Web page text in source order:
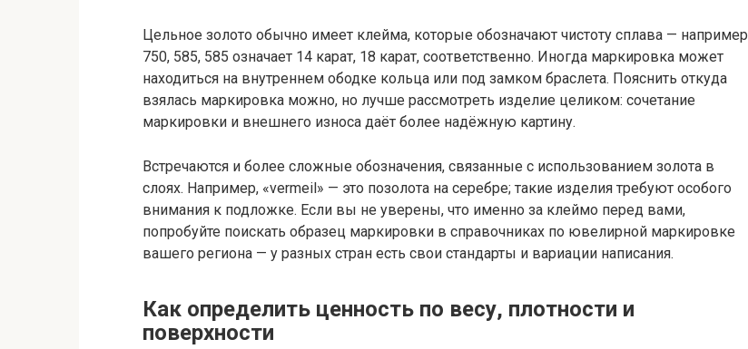
Цельное золото обычно имеет клейма, которые обозначают чистоту сплава — например
750, 585, 585 означает 14 карат, 18 карат, соответственно. Иногда маркировка может
находиться на внутреннем ободке кольца или под замком браслета. Пояснить откуда
взялась маркировка можно, но лучше рассмотреть изделие целиком: сочетание
маркировки и внешнего износа даёт более надёжную картину.
Встречаются и более сложные обозначения, связанные с использованием золота в
слоях. Например, «vermeil» — это позолота на серебре; такие изделия требуют особого
внимания к подложке. Если вы не уверены, что именно за клеймо перед вами,
попробуйте поискать образец маркировки в справочниках по ювелирной маркировке
вашего региона — у разных стран есть свои стандарты и вариации написания.
Как определить ценность по весу, плотности и
поверхности